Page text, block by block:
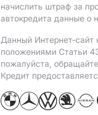
начислить штраф за
автокредита данные о
Данный Интернет-сайт
положениями Статьи
пожалуйста,
Кредит